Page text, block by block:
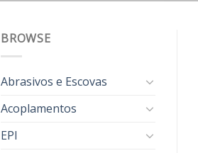
BROWSE
Abrasivos e Escovas
Acoplamentos
EPI